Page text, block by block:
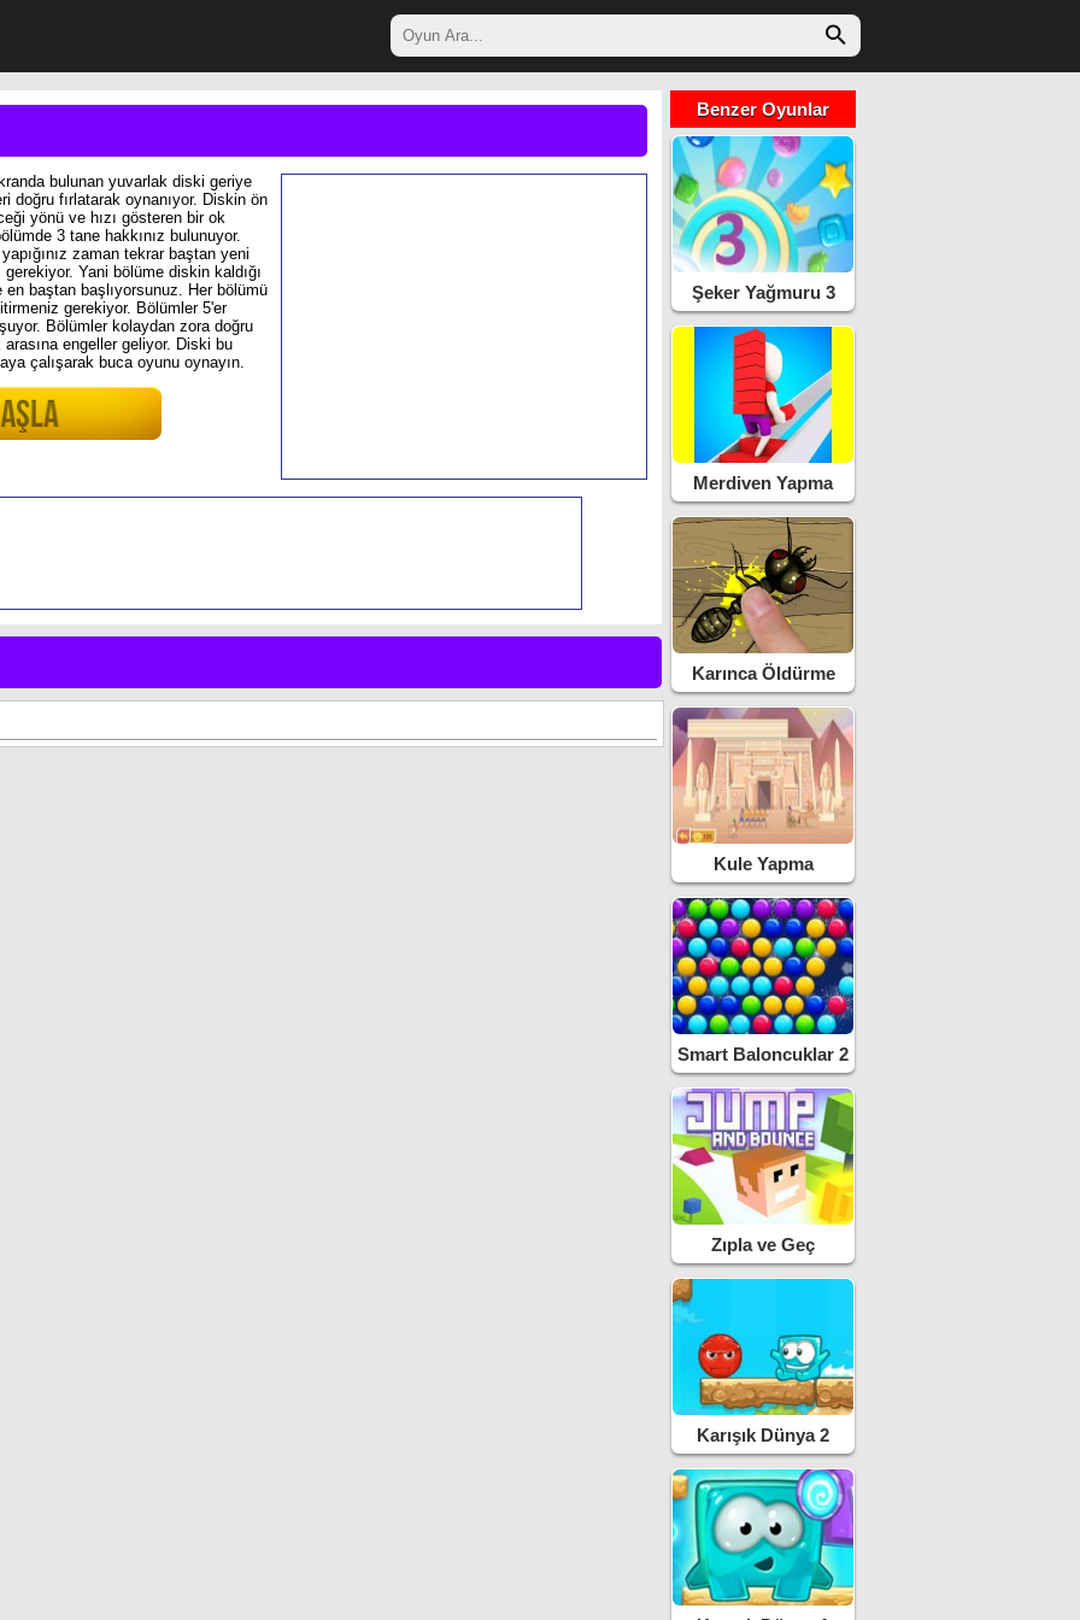
bulunan yuvarlak diski geriye
doğru fırlatarak oynanıyor. Diskin ön
yönü ve hızı gösteren bir ok
3 tane hakkınız bulunuyor.
yapığınız zaman tekrar baştan yeni
gerekiyor. Yani bölüme diskin kaldığı
en baştan başlıyorsunuz. Her bölümü
gerekiyor. Bölümler 5'er
Bölümler kolaydan zora doğru
arasına engeller geliyor. Diski bu
çalışarak buca oyunu oynayın.
Benzer Oyunlar
Şeker Yağmuru 3
Merdiven Yapma
Yarışı
Karınca Öldürme
Kule Yapma
Smart Baloncuklar 2
Zıpla ve Geç
Karışık Dünya 2